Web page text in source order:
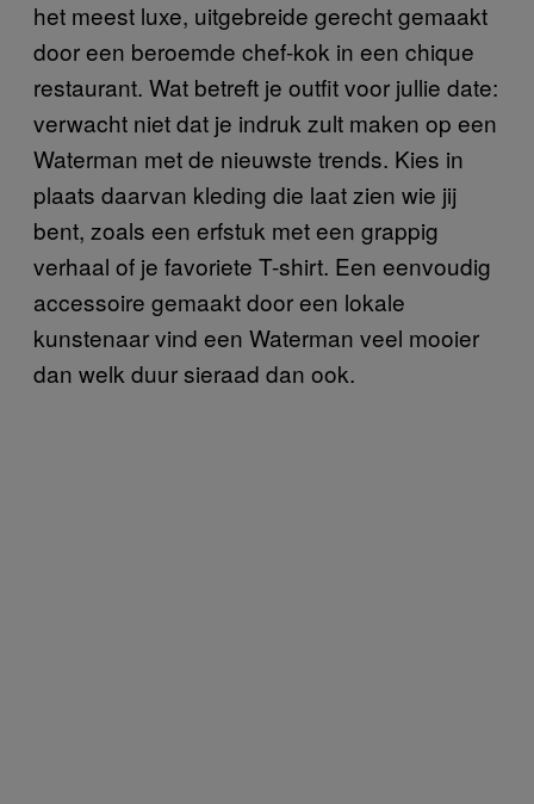
het meest luxe, uitgebreide gerecht gemaakt
door een beroemde chef-kok in een chique
restaurant. Wat betreft je outfit voor jullie date:
verwacht niet dat je indruk zult maken op een
Waterman met de nieuwste trends. Kies in
plaats daarvan kleding die laat zien wie jij
bent, zoals een erfstuk met een grappig
verhaal of je favoriete T-shirt. Een eenvoudig
accessoire gemaakt door een lokale
kunstenaar vind een Waterman veel mooier
dan welk duur sieraad dan ook.